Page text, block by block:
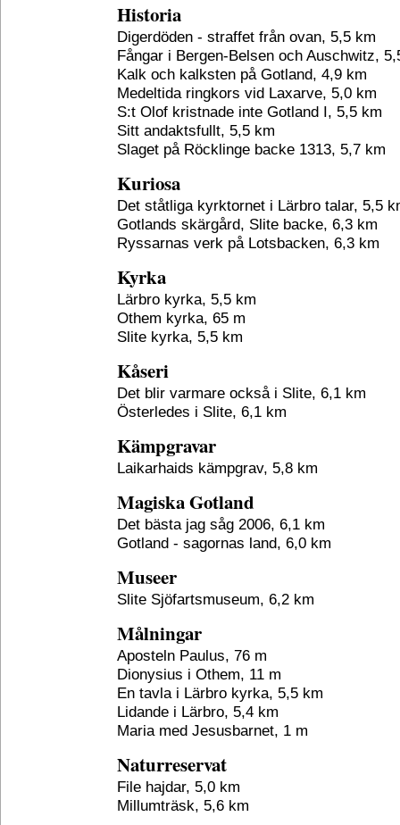
Historia
Digerdöden - straffet från ovan, 5,5 km
Fångar i Bergen-Belsen och Auschwitz,
Kalk och kalksten på Gotland, 4,9 km
Medeltida ringkors vid Laxarve, 5,0 km
S:t Olof kristnade inte Gotland I, 5,5 km
Sitt andaktsfullt, 5,5 km
Slaget på Röcklinge backe 1313, 5,7 km
Kuriosa
Det ståtliga kyrktornet i Lärbro talar, 5,5
Gotlands skärgård, Slite backe, 6,3 km
Ryssarnas verk på Lotsbacken, 6,3 km
Kyrka
Lärbro kyrka, 5,5 km
Othem kyrka, 65 m
Slite kyrka, 5,5 km
Kåseri
Det blir varmare också i Slite, 6,1 km
Österledes i Slite, 6,1 km
Kämpgravar
Laikarhaids kämpgrav, 5,8 km
Magiska Gotland
Det bästa jag såg 2006, 6,1 km
Gotland - sagornas land, 6,0 km
Museer
Slite Sjöfartsmuseum, 6,2 km
Målningar
Aposteln Paulus, 76 m
Dionysius i Othem, 11 m
En tavla i Lärbro kyrka, 5,5 km
Lidande i Lärbro, 5,4 km
Maria med Jesusbarnet, 1 m
Naturreservat
File hajdar, 5,0 km
Millumträsk, 5,6 km